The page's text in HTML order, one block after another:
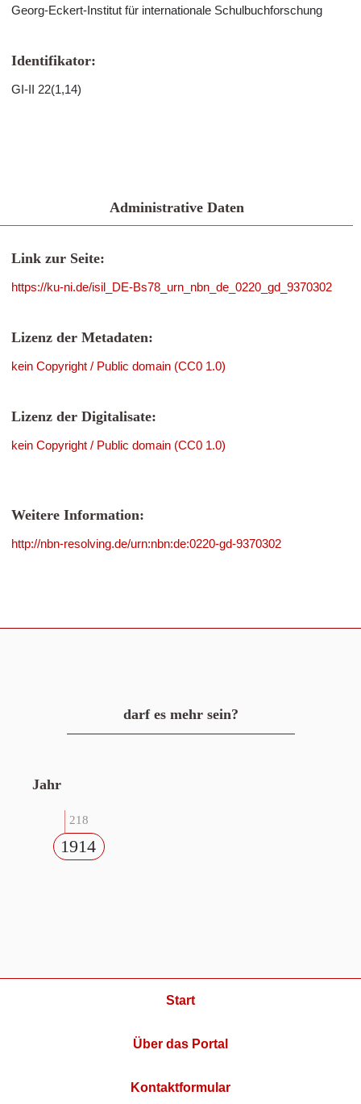
Georg-Eckert-Institut für internationale Schulbuchforschung
Identifikator:
GI-II 22(1,14)
Administrative Daten
Link zur Seite:
https://ku-ni.de/isil_DE-Bs78_urn_nbn_de_0220_gd_9370302
Lizenz der Metadaten:
kein Copyright / Public domain (CC0 1.0)
Lizenz der Digitalisate:
kein Copyright / Public domain (CC0 1.0)
Weitere Information:
http://nbn-resolving.de/urn:nbn:de:0220-gd-9370302
darf es mehr sein?
Jahr
218
1914
Start
Über das Portal
Kontaktformular